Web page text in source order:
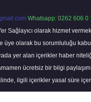
Whatsapp: 0262 606 0
Sağlayıcı olarak hizmet
olarak bu sorumluluğu
yer alan içerikler haber
ücretsiz bir bilgi
ilgili içerikler yasal süre